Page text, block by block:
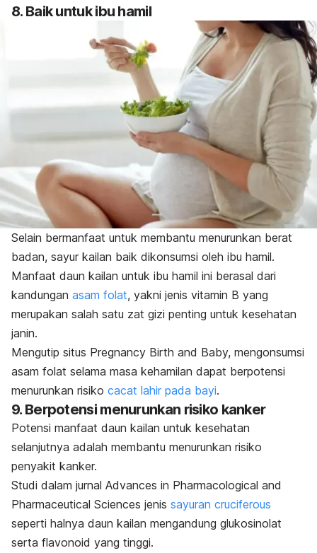
8. Baik untuk ibu hamil
Selain bermanfaat untuk membantu menurunkan berat
badan, sayur kailan baik dikonsumsi oleh ibu hamil.
Manfaat daun kailan untuk ibu hamil ini berasal dari
kandungan asam folat, yakni jenis vitamin B yang
merupakan salah satu zat gizi penting untuk kesehatan
janin.
Mengutip situs Pregnancy Birth and Baby, mengonsumsi
asam folat selama masa kehamilan dapat berpotensi
menurunkan risiko cacat lahir pada bayi.
9. Berpotensi menurunkan risiko kanker
Potensi manfaat daun kailan untuk kesehatan
selanjutnya adalah membantu menurunkan risiko
penyakit kanker.
Studi dalam jurnal Advances in Pharmacological and
Pharmaceutical Sciences jenis sayuran cruciferous
seperti halnya daun kailan mengandung glukosinolat
serta flavonoid yang tinggi.